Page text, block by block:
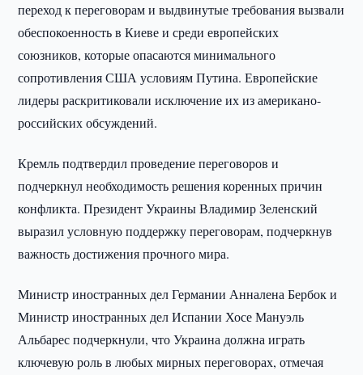
переход к переговорам и выдвинутые требования вызвали
обеспокоенность в Киеве и среди европейских
союзников, которые опасаются минимального
сопротивления США условиям Путина. Европейские
лидеры раскритиковали исключение их из американо-
российских обсуждений.
Кремль подтвердил проведение переговоров и
подчеркнул необходимость решения коренных причин
конфликта. Президент Украины Владимир Зеленский
выразил условную поддержку переговорам, подчеркнув
важность достижения прочного мира.
Министр иностранных дел Германии Анналена Бербок и
Министр иностранных дел Испании Хосе Мануэль
Альбарес подчеркнули, что Украина должна играть
ключевую роль в любых мирных переговорах, отмечая